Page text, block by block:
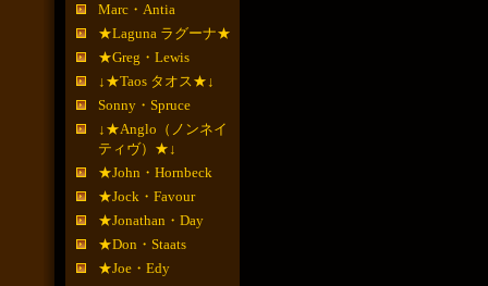
Marc・Antia
★Laguna ラグーナ★
★Greg・Lewis
↓★Taos タオス★↓
Sonny・Spruce
↓★Anglo（ノンネイ
ティヴ）★↓
★John・Hornbeck
★Jock・Favour
★Jonathan・Day
★Don・Staats
★Joe・Edy